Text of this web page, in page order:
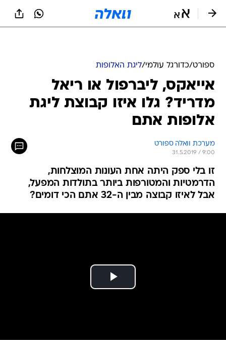
ספורט/כדורגל עולמי/ליגת האלופות
אייאקס, ליברפול או ריאל
מדריד? גלו איזו קבוצת ליגת
אלופות אתם
מערכת וואלה ספורט
31.5.2019 / 9:00
זו בלי ספק היתה אחת העונות המוצלחות,
הדרמטיות והמטורפות ביותר בתולדות המפעל,
אבל לאיזו קבוצה מבין ה-32 אתם הכי דומים?